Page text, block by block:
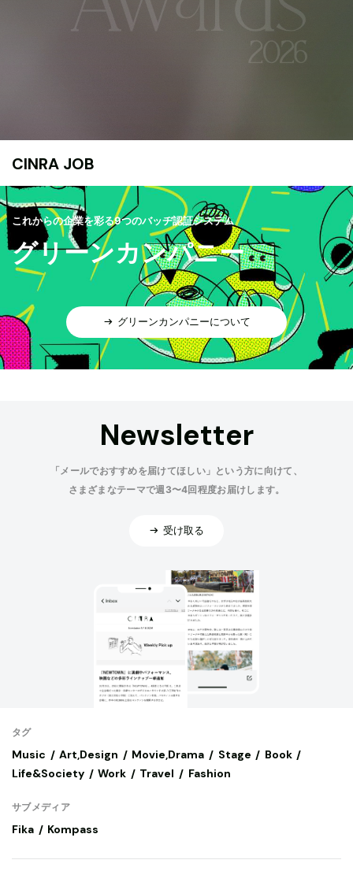
CINRA JOB
これからの企業を彩る9つのバッヂ認証システム
グリーンカンパニー
グリーンカンパニーについて
Newsletter
「メールでおすすめを届けてほしい」という方に向けて、
さまざまなテーマで週3〜4回程度お届けします。
受け取る
タグ
Music Art,Design Movie,Drama Stage
Book
Life&Society
Work Travel Fashion
サブメディア
Fika Kompass